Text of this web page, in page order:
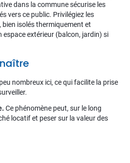
dans la commune sécurise les
vers ce public. Privilégiez les
bien isolés thermiquement et
espace extérieur (balcon, jardin) si
nombreux ici, ce qui facilite la prise
Ce phénomène peut, sur le long
locatif et peser sur la valeur des